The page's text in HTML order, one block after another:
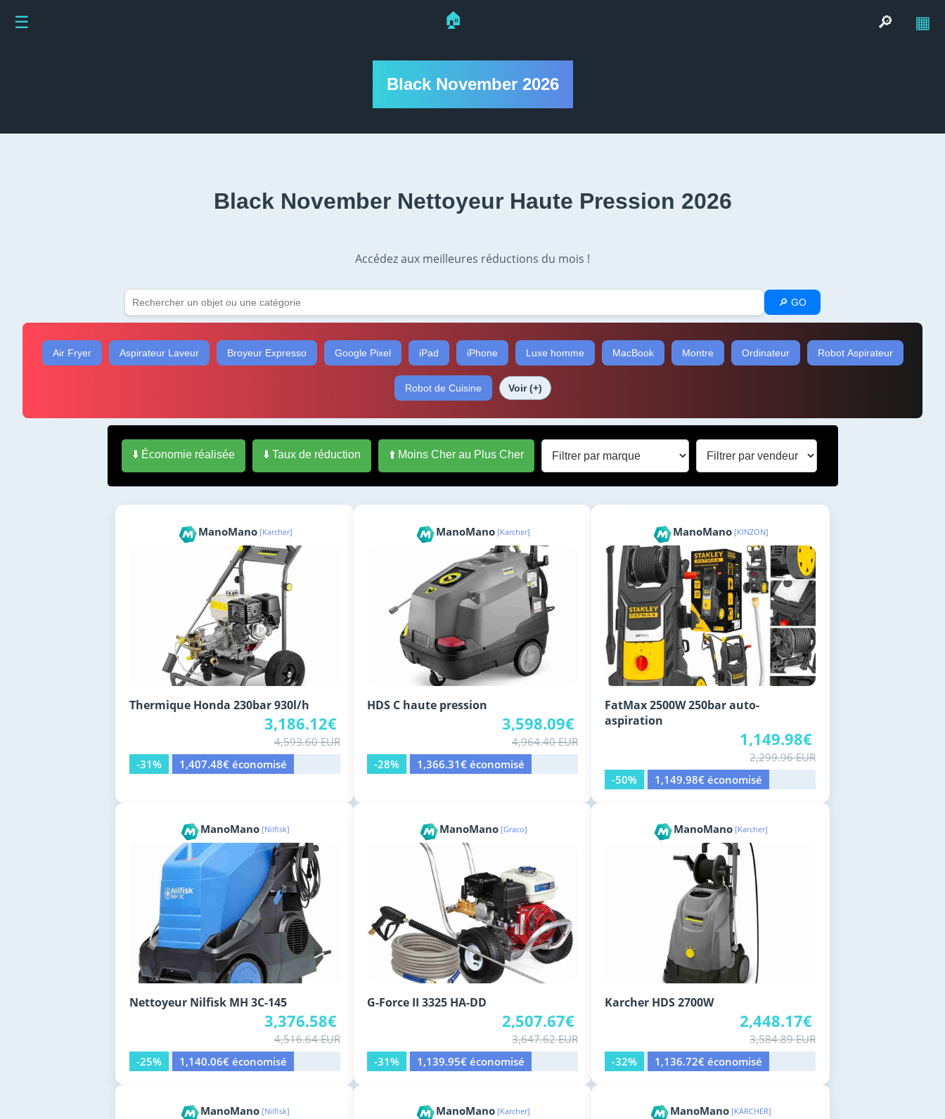
Black November 2026
Black November Nettoyeur Haute Pression 2026
Accédez aux meilleures réductions du mois !
🔎 GO
☰ 🏠 🔎 ▦
Air Fryer Aspirateur Laveur Broyeur Expresso Google Pixel iPad iPhone Luxe homme MacBook Montre Ordinateur Robot Aspirateur
Robot de Cuisine Voir (+)
⬇️ Économie réalisée ⬇️ Taux de réduction ⬆️ Moins Cher au Plus Cher
ManoMano [Karcher]
Thermique Honda 230bar 930l/h
3,186.12€
4,593.60 EUR
-31%
1,407.48€ économisé
ManoMano [Karcher]
HDS C haute pression
3,598.09€
4,964.40 EUR
-28%
1,366.31€ économisé
ManoMano [KINZON]
FatMax 2500W 250bar auto-
aspiration
1,149.98€
2,299.96 EUR
-50%
1,149.98€ économisé
ManoMano [Nilfisk]
Nettoyeur Nilfisk MH 3C-145
3,376.58€
4,516.64 EUR
-25%
1,140.06€ économisé
ManoMano [Graco]
G-Force II 3325 HA-DD
2,507.67€
3,647.62 EUR
-31%
1,139.95€ économisé
ManoMano [Karcher]
Karcher HDS 2700W
2,448.17€
3,584.89 EUR
-32%
1,136.72€ économisé
ManoMano [Nilfisk] ManoMano [Karcher] ManoMano [KÄRCHER]